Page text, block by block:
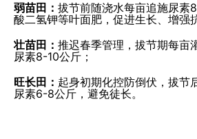
弱苗田： 拔节前随浇水每亩追施尿素
酸二氢钾等叶面肥，促进生长、增强
壮苗田： 推迟春季管理，拔节期每
尿素8-10公斤；
旺长田： 起身初期化控防倒伏，拔节
尿素6-8公斤，避免徒长。